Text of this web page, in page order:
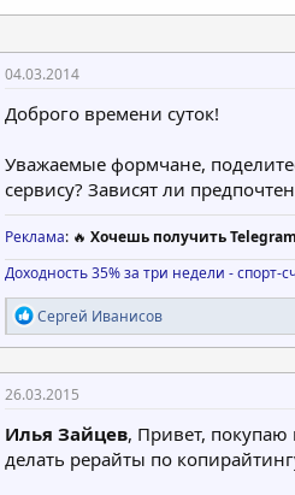
04.03.2014
Доброго времени суток!
Уважаемые формчане,
сервису? Зависят ли
Реклама: 🔥 Хочешь получить
Доходность 35% за три недели - спорт-
Р
е
а
к
ц
и
и
Сергей Иванисов
26.03.2015
Илья Зайцев, Привет, покупаю
делать рерайты по